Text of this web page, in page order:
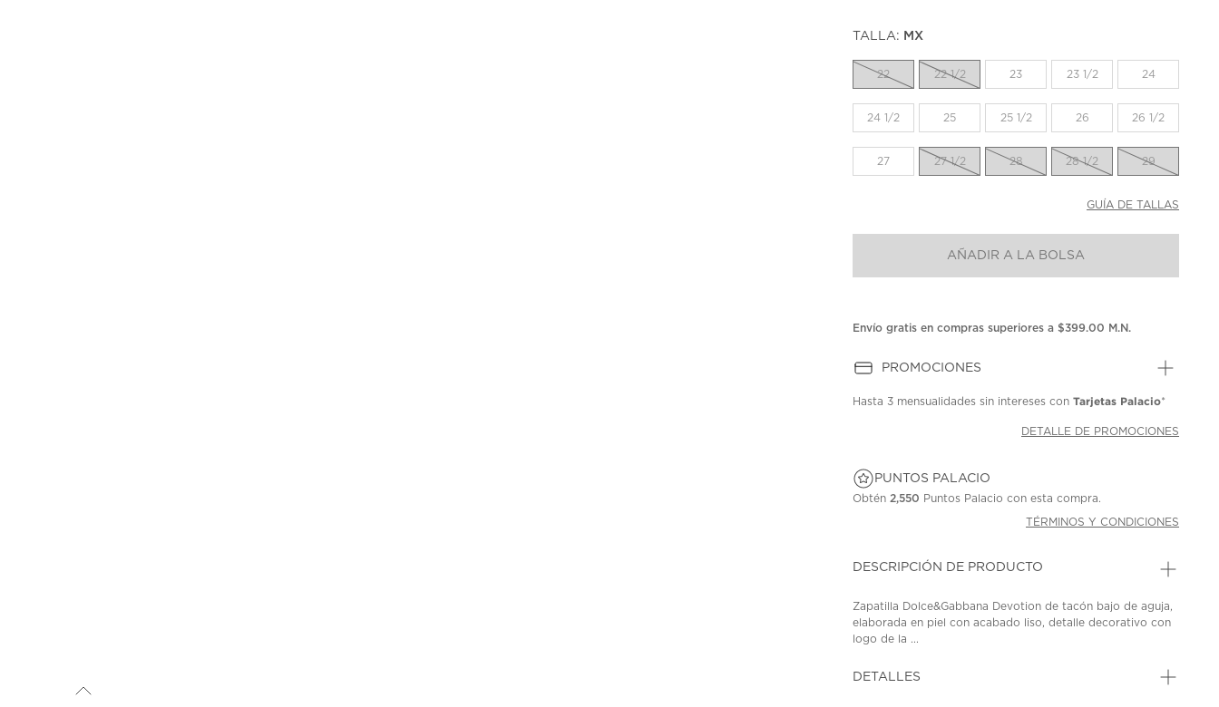
TALLA: MX
22 22 1/2 23 23 1/2 24
24 1/2 25 25 1/2 26 26 1/2
27 27 1/2 28 28 1/2 29
GUÍA DE TALLAS
AÑADIR A LA BOLSA
Envío gratis en compras superiores a $399.00 M.N.
PROMOCIONES
Hasta 3 mensualidades sin intereses conTarjetas Palacio*
DETALLE DE PROMOCIONES
PUNTOS PALACIO
Obtén 2,550 Puntos Palacio con esta compra.
TÉRMINOS Y CONDICIONES
DESCRIPCIÓN DE PRODUCTO
Zapatilla Dolce&Gabbana Devotion de tacón bajo de aguja,
elaborada en piel con acabado liso, detalle decorativo con
logo de la ...
DETALLES